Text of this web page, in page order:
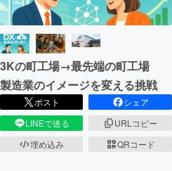
ビジネス・起業
まちづくり・地域活性化
CAMPFIRE for Social Good
CAMPFIREふるさと納税
3Kの町工場→最先端の町工場
製造業のイメージを変える挑戦
ポスト
シェア
LINEで送る
URLコピー
埋め込み
QRコード